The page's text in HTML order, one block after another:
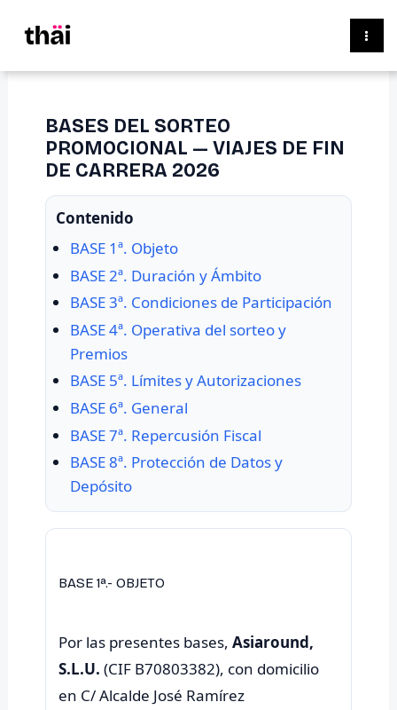
contenido
BASES DEL SORTEO
PROMOCIONAL — VIAJES DE FIN
DE CARRERA 2026
Contenido
BASE 1ª. Objeto
BASE 2ª. Duración y Ámbito
BASE 3ª. Condiciones de Participación
BASE 4ª. Operativa del sorteo y
Premios
BASE 5ª. Límites y Autorizaciones
BASE 6ª. General
BASE 7ª. Repercusión Fiscal
BASE 8ª. Protección de Datos y
Depósito
BASE 1ª.- OBJETO
Por las presentes bases,Asiaround,
S.L.U. (CIF B70803382), con domicilio
en C/ Alcalde José Ramírez